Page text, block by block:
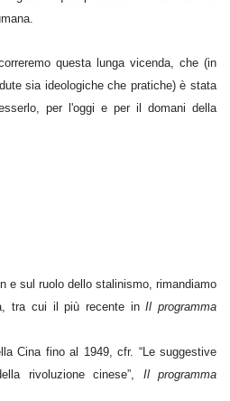
questa lunga vicenda, che (in
sia ideologiche che pratiche) è stata
per l'oggi e per il domani della
e sul ruolo dello stalinismo, rimandiamo
tra cui il più recente inIl programma
Cina fino al 1949, cfr. “Le suggestive
rivoluzione cinese”, Il programma